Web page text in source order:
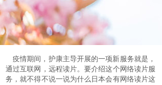
疫情期间，护康主导开展的一项新服务就是，
通过互联网，远程读片。要介绍这个网络读片服
务，就不得不说一说为什么日本会有网络读片这